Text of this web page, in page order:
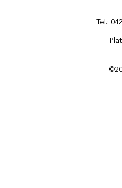
Tel.: